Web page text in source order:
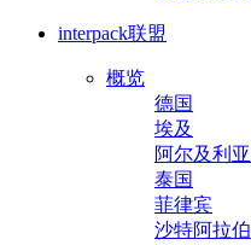
interpack联盟
概览
德国
埃及
阿尔及利亚
泰国
菲律宾
沙特阿拉伯